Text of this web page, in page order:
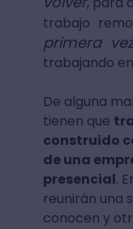
trabajo
primera vez
trabajando
De alguna
tienen que
construido
de una
presencial.
reunirán una
conocen y